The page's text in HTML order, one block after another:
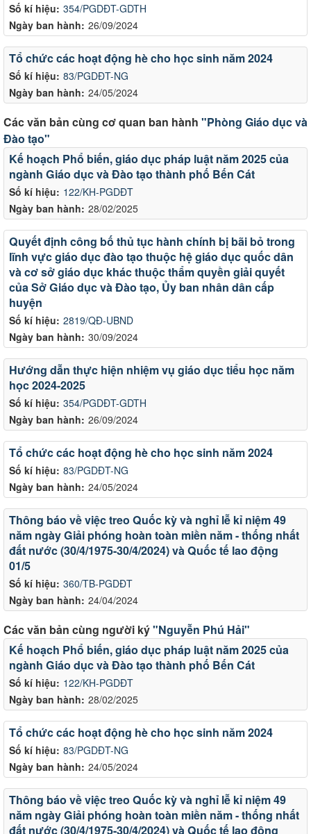
Số kí hiệu: 354/PGDĐT-GDTH
Ngày ban hành: 26/09/2024
Số kí hiệu: 83/PGDĐT-NG
Ngày ban hành: 24/05/2024
Tổ chức các hoạt động hè cho học sinh năm 2024
Các văn bản cùng cơ quan ban hành "Phòng Giáo dục và
Đào tạo"
Số kí hiệu: 122/KH-PGDĐT
Ngày ban hành: 28/02/2025
Kế hoạch Phổ biến, giáo dục pháp luật năm 2025 của
ngành Giáo dục và Đào tạo thành phố Bến Cát
Số kí hiệu: 2819/QĐ-UBND
Ngày ban hành: 30/09/2024
Quyết định công bố thủ tục hành chính bị bãi bỏ trong
lĩnh vực giáo dục đào tạo thuộc hệ giáo dục quốc dân
và cơ sở giáo dục khác thuộc thẩm quyền giải quyết
của Sở Giáo dục và Đào tạo, Ủy ban nhân dân cấp
huyện
Số kí hiệu: 354/PGDĐT-GDTH
Ngày ban hành: 26/09/2024
Hướng dẫn thực hiện nhiệm vụ giáo dục tiểu học năm
học 2024-2025
Số kí hiệu: 83/PGDĐT-NG
Ngày ban hành: 24/05/2024
Tổ chức các hoạt động hè cho học sinh năm 2024
Số kí hiệu: 360/TB-PGDĐT
Ngày ban hành: 24/04/2024
Thông báo về việc treo Quốc kỳ và nghỉ lễ kỉ niệm 49
năm ngày Giải phóng hoàn toàn miền năm - thống nhất
đất nước (30/4/1975-30/4/2024) và Quốc tế lao động
01/5
Các văn bản cùng người ký"Nguyễn Phú Hải"
Số kí hiệu: 122/KH-PGDĐT
Ngày ban hành: 28/02/2025
Kế hoạch Phổ biến, giáo dục pháp luật năm 2025 của
ngành Giáo dục và Đào tạo thành phố Bến Cát
Số kí hiệu: 83/PGDĐT-NG
Ngày ban hành: 24/05/2024
Tổ chức các hoạt động hè cho học sinh năm 2024
Thông báo về việc treo Quốc kỳ và nghỉ lễ kỉ niệm 49
năm ngày Giải phóng hoàn toàn miền năm - thống nhất
đất nước (30/4/1975-30/4/2024) và Quốc tế lao động